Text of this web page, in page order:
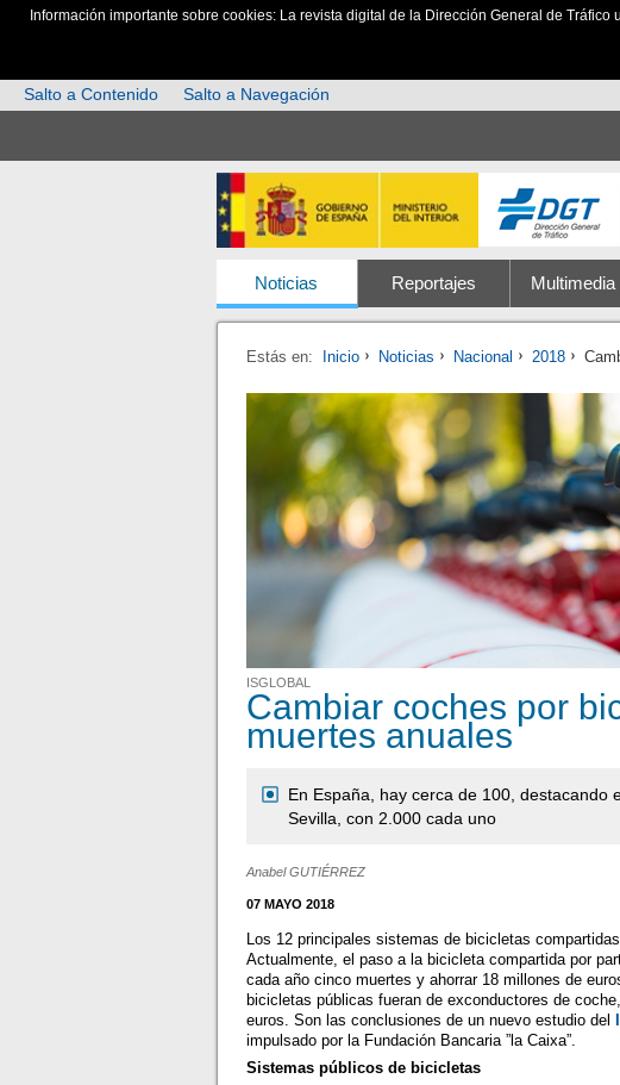
Información importante sobre cookies: La revista digital de la Dirección General de
Salto a Contenido
Salto a Navegación
Noticias Reportajes Multimedia
Estás en: Inicio Noticias Nacional 2018
ISGLOBAL
Cambiar coches por
muertes anuales
En España, hay cerca de 100, destacando
Sevilla, con 2.000 cada uno
Anabel GUTIÉRREZ
07 MAYO 2018
Los 12 principales sistemas de bicicletas
Actualmente, el paso a la bicicleta compartida por
cada año cinco muertes y ahorrar 18 millones de
bicicletas públicas fueran de exconductores de
euros. Son las conclusiones de un nuevo estudio del
impulsado por la Fundación Bancaria ”la Caixa”.
Sistemas públicos de bicicletas